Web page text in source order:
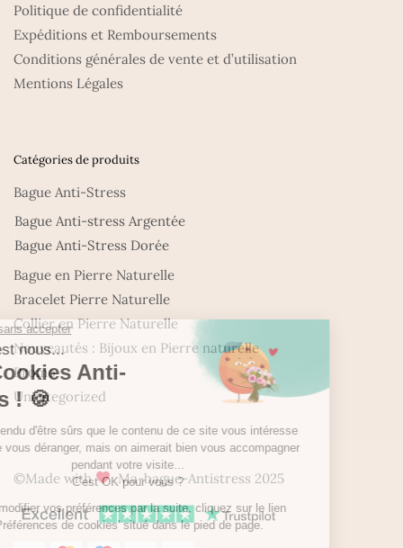
Politique de confidentialité
Expéditions et Remboursements
Conditions générales de vente et d’utilisation
Mentions Légales
Catégories de produits
Bague Anti-Stress
Bague Anti-stress Argentée
Bague Anti-Stress Dorée
Bague en Pierre Naturelle
Bracelet Pierre Naturelle
Collier en Pierre Naturelle
Nouveautés : Bijoux en Pierre naturelle
Promo
Uncategorized
©Made with Ma-bague-Antistress 2025